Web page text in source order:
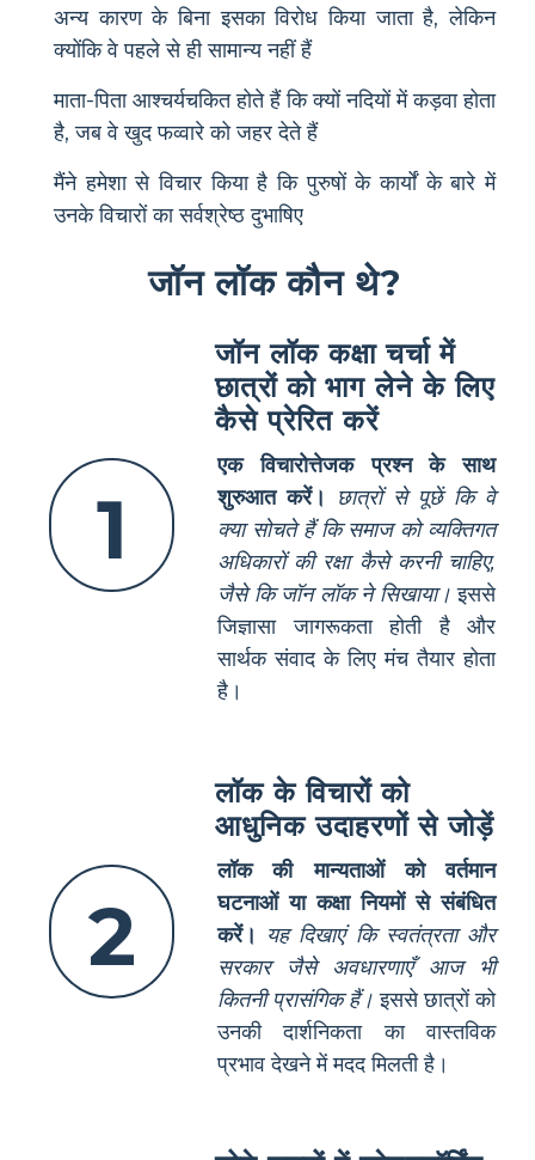
अन्य कारण के बिना इसका विरोध किया जाता है, लेकिन
क्योंकि वे पहले से ही सामान्य नहीं हैं
माता-पिता आश्चर्यचकित होते हैं कि क्यों नदियों में कड़वा होता
है, जब वे खुद फव्वारे को जहर देते हैं
मैंने हमेशा से विचार किया है कि पुरुषों के कार्यों के बारे में
उनके विचारों का सर्वश्रेष्ठ दुभाषिए
जॉन लॉक कौन थे?
1
जॉन लॉक कक्षा चर्चा में
छात्रों को भाग लेने के लिए
कैसे प्रेरित करें
एक विचारोत्तेजक प्रश्न के साथ
शुरुआत करें।
छात्रों से पूछें कि वे
क्या सोचते हैं कि समाज को व्यक्तिगत
अधिकारों की रक्षा कैसे करनी चाहिए,
जैसे कि जॉन लॉक ने सिखाया। इससे
जिज्ञासा जागरूकता होती है और
सार्थक संवाद के लिए मंच तैयार होता
है।
2
लॉक के विचारों को
आधुनिक उदाहरणों से जोड़ें
लॉक की मान्यताओं को वर्तमान
घटनाओं या कक्षा नियमों से संबंधित
करें। यह दिखाएं कि स्वतंत्रता और
सरकार जैसे अवधारणाएँ आज भी
कितनी प्रासंगिक हैं। इससे छात्रों को
उनकी दार्शनिकता का वास्तविक
प्रभाव देखने में मदद मिलती है।